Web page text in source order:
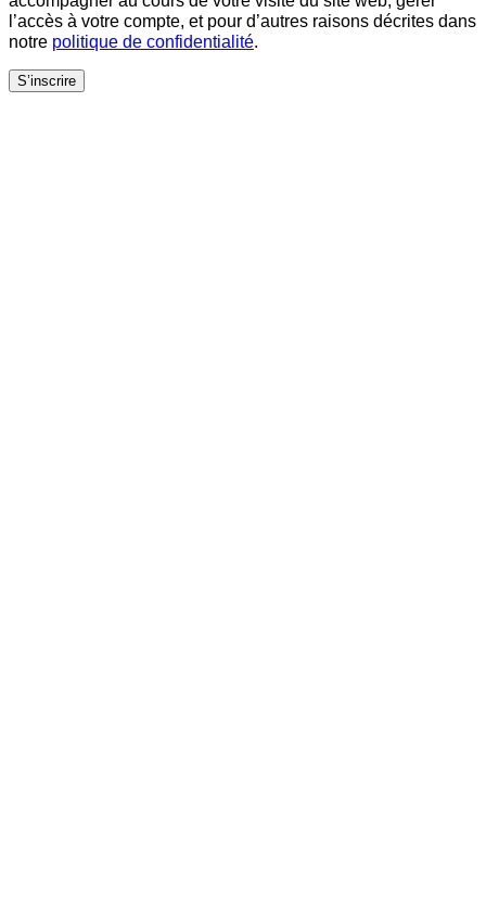
l’accès à votre compte, et pour d’autres raisons décrites dans
notre politique de confidentialité
S’inscrire